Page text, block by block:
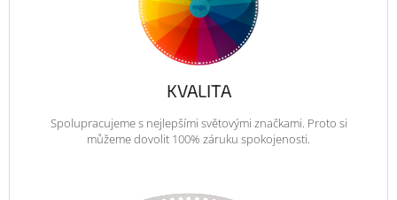
KVALITA
Spolupracujeme s nejlepšími světovými značkami. Proto si
můžeme dovolit 100% záruku spokojenosti.